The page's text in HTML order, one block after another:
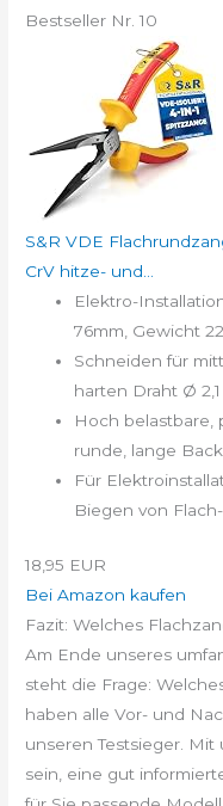
Bestseller Nr. 10
S&R VDE
CrV hitze- und...
Elektro-
76mm, Gewicht
Schneiden für
harten Draht Ø
Hoch belastbare,
runde, lange
Für
Biegen von
18,95 EUR
Bei Amazon kaufen
Fazit: Welches
Am Ende unseres
steht die Frage:
haben alle Vor- und
unseren Testsieger.
sein, eine gut